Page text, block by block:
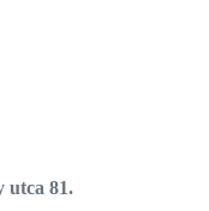
utca 81.